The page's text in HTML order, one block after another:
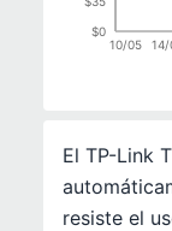
10/05 14/
$0
El TP-Link
resiste el